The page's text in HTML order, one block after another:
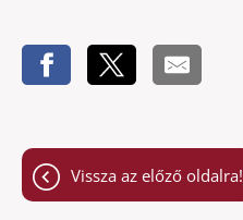
Vissza az előző oldalra!